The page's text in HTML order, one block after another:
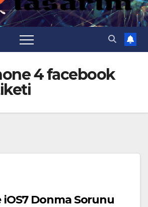
4 facebook
iOS7 Donma Sorunu